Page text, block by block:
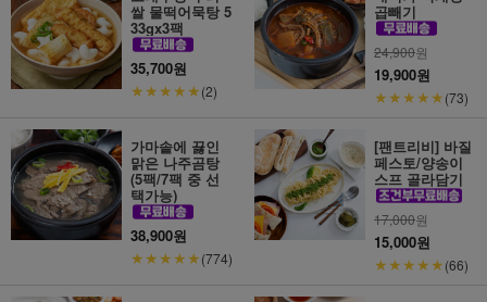
쌀 물떡어묵탕 5
33gx3팩
35,700원
★★★★★(2)
곱빼기
24,900원
19,900원
★★★★★(73)
가마솥에 끓인
맑은 나주곰탕
(5팩/7팩 중 선
택가능)
38,900원
★★★★★(774)
[팬트리비] 바질
페스토/양송이
스프 골라담기
17,000원
15,000원
★★★★★(66)